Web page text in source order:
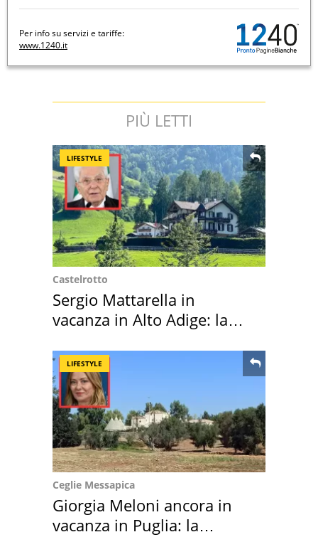
Per info su servizi e tariffe:
www.1240.it
PIÙ LETTI
LIFESTYLE
Castelrotto
Sergio Mattarella in
vacanza in Alto Adige: la
LIFESTYLE
Ceglie Messapica
Giorgia Meloni ancora in
vacanza in Puglia: la